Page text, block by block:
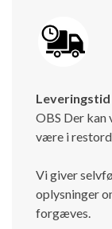
Leveringstid
OBS Der kan
være i
Vi giver
oplysninger
forgæves.